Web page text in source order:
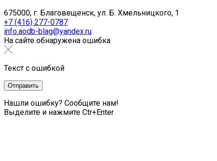
675000, г. Благовещенск, ул. Б. Хмельницкого, 1
+7 (416) 277-0787
info.aodb-blag@yandex.ru
На сайте обнаружена ошибка
Текст с ошибкой
Нашли ошибку? Сообщите нам!
Выделите и нажмите Ctr+Enter